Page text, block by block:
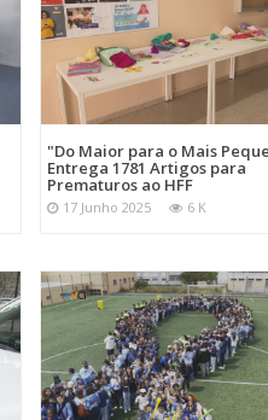
"Do Maior para o Mais
Entrega 1781 Artigos para
Prematuros ao HFF
17 Junho 2025 6 K